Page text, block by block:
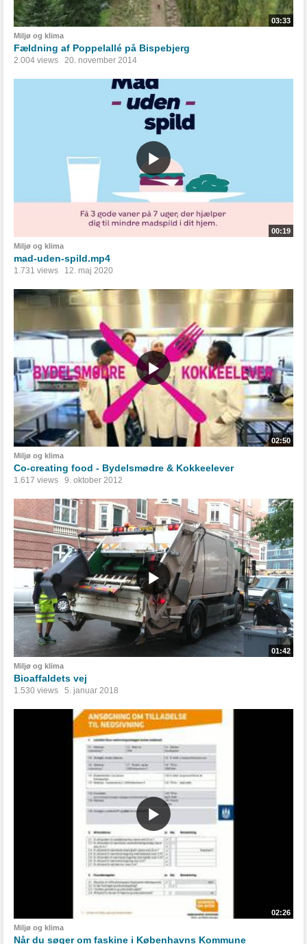
03:33
Miljø og klima
Fældning af Poppelallé på Bispebjerg
2.004 views 20. november 2014
00:19
Miljø og klima
mad-uden-spild.mp4
1.731 views 12. maj 2020
02:50
Miljø og klima
Co-creating food - Bydelsmødre & Kokkeelever
1.617 views 9. oktober 2012
01:42
Miljø og klima
Bioaffaldets vej
1.530 views 5. januar 2018
02:26
Miljø og klima
Når du søger om faskine i Københavns Kommune